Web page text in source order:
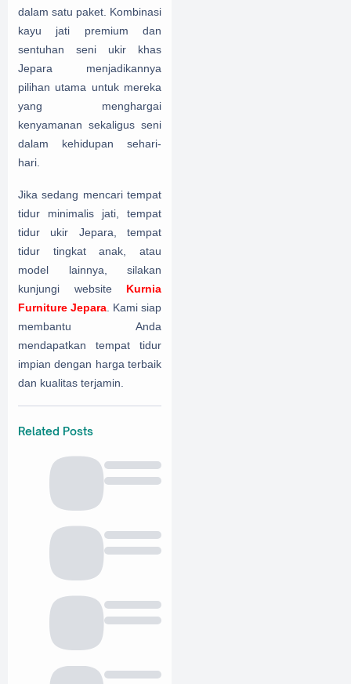
dalam satu paket. Kombinasi
kayu jati premium dan
sentuhan seni ukir khas
Jepara menjadikannya
pilihan utama untuk mereka
yang menghargai
kenyamanan sekaligus seni
dalam kehidupan sehari-
hari.
Jika sedang mencari tempat
tidur minimalis jati, tempat
tidur ukir Jepara, tempat
tidur tingkat anak, atau
model lainnya, silakan
kunjungi website Kurnia
Furniture Jepara . Kami siap
membantu Anda
mendapatkan tempat tidur
impian dengan harga terbaik
dan kualitas terjamin.
Related Posts